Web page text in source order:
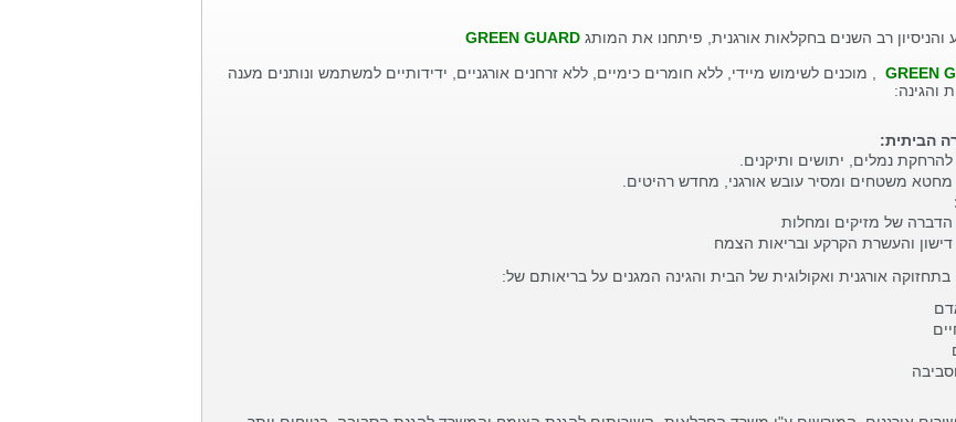
והניסיון רב השנים בחקלאות אורגנית, פיתחנו את המותג GREEN GUARD
GREEN
, מוכנים לשימוש מיידי, ללא חומרים כימיים, ללא זרחנים אורגניים, ידידותיים למשתמש ונותנים מענה
והגינה:
הביתית:
להרחקת נמלים, יתושים ותיקנים.
מחטא משטחים ומסיר עובש אורגני, מחדש רהיטים.
הדברה של מזיקים ומחלות
דישון והעשרת הקרקע ובריאות הצמח
בתחזוקה אורגנית ואקולוגית של הבית והגינה המגנים על בריאותם של:
האדם